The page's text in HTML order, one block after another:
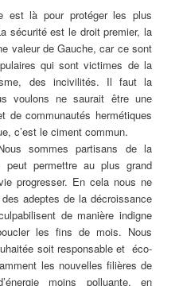
est là pour protéger les plus
sécurité est le droit premier, la
valeur de Gauche, car ce sont
qui sont victimes de la
des incivilités. Il faut la
voulons ne saurait être une
de communautés hermétiques
c’est le ciment commun.
sommes partisans de la
peut permettre au plus grand
progresser. En cela nous ne
adeptes de la décroissance
de manière indigne
les fins de mois. Nous
soit responsable et éco-
les nouvelles filières de
moins polluante, en